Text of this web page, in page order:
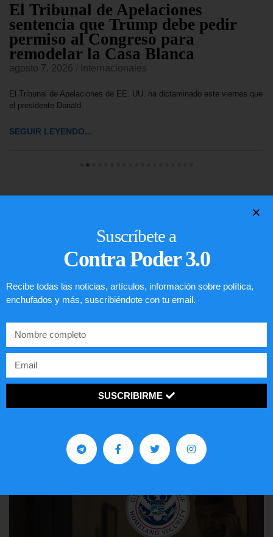
El Tribunal de Apelaciones
sentencia que Trump debe pedir
permiso al Congreso para
remodelar la Casa Blanca
agosto 7, 2026 Internacionales
El Tribunal de Apelaciones de EE. UU. ha dictaminado este viernes que
el presidente Donald
SEGUIR LEYENDO...
Lotería de visa de EEUU
LEER ARTÍCULO...
Suscríbete a
Contra Poder 3.0
Recibe todas las noticias, artículos, información sobre política,
enchufados y más, suscribiéndote con tu email.
SUSCRIBIRME